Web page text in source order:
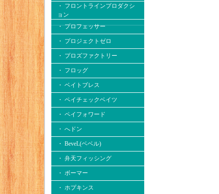
・ フロントラインプロダクシ
ョン
・ プロフェッサー
・ プロジェクトゼロ
・ プロズファクトリー
・ フロッグ
・ ベイトブレス
・ ペイチェックベイツ
・ ペイフォワード
・ へドン
・ BeveL(ベベル)
・ 弁天フィッシング
・ ボーマー
・ ホプキンス